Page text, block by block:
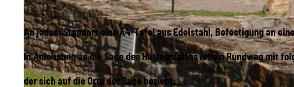
An jedem Standort eine A4-Tafel aus Edelstahl, Befestigung an
In Anlehnung an die Sage des Hüttenmatths ist ein Rundweg mit
der sich auf die Orte der Sage bezieht: